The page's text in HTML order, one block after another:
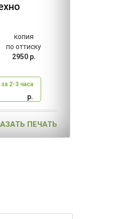
копия
по оттиску
2950 р.
за 2-3 часа
р.
ПЕЧАТЬ